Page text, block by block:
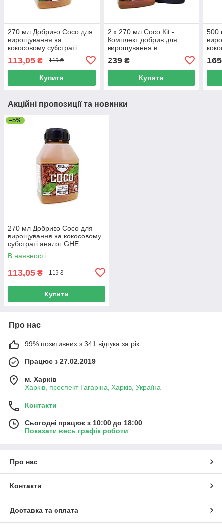
270 мл Добриво Coco для
вирощування на
кокосовому субстраті
113,05 ₴ 119 ₴
Купити
2 х 270 мл Coco Kit -
Комплект добрив для
вирощування в
(аналог GHE)
239₴
Купити
500
165
Акційні пропозиції та новинки
–5%
270 мл Добриво Coco для
вирощування на кокосовому
субстраті аналог GHE
В наявності
113,05 ₴ 119 ₴
Купити
Про нас
99% позитивних з 341 відгука за рік
Працює з 27.02.2019
м. Харків
Харків, проспект Гагаріна, Харків, Україна
Контакти
Сьогодні працює з 10:00 до 18:00
Показати весь графік роботи
Про нас
Контакти
Доставка та оплата